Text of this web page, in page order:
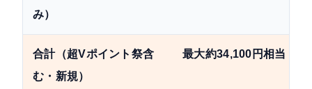
み）
合計（超Vポイント祭含
む・新規）
最大約34,100円相当